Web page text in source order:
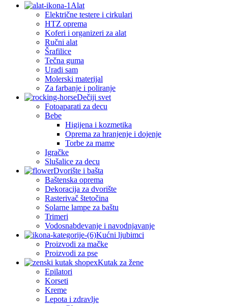
Alat
Električne testere i cirkulari
HTZ oprema
Koferi i organizeri za alat
Ručni alat
Šrafilice
Tečna guma
Uradi sam
Molerski materijal
Za farbanje i poliranje
Dečiji svet
Fotoaparati za decu
Bebe
Higijena i kozmetika
Oprema za hranjenje i dojenje
Torbe za mame
Igračke
Slušalice za decu
Dvorište i bašta
Baštenska oprema
Dekoracija za dvorište
Rasterivač štetočina
Solarne lampe za baštu
Trimeri
Vodosnabdevanje i navodnjavanje
Kućni ljubimci
Proizvodi za mačke
Proizvodi za pse
Kutak za žene
Epilatori
Korseti
Kreme
Lepota i zdravlje